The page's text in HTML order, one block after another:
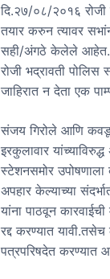
दि.२७/०८/२०१६ रोजी
तयार करुन त्यावर
सही/अंगठे केलेले आहेत.
रोजी भद्रावती
जाहिरात न देता एक
संजय गिरोले आणि कवडू
इरकुलावार
स्टेशनसमोर उपोषणाला
अपहार केल्याच्या
यांना पाठवून
रद्द करण्यात
पत्रपरिषदेत करण्यात